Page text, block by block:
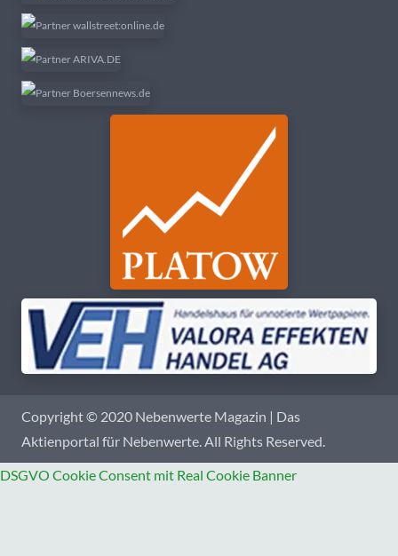
Copyright © 2020 Nebenwerte Magazin | Das
Aktienportal für Nebenwerte. All Rights Reserved.
DSGVO Cookie Consent mit Real Cookie Banner